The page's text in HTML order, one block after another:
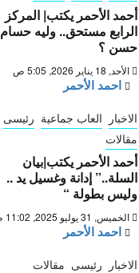
أحمد الأحمر يكتب| المركز
الرابع مستحق.. وليه حسام
حسن ؟
الأحد, 18 يناير 2026, 5:05 ص
احمد الأحمر
الاخبار العاب جماعية رئيسى
مقالات
أحمد الأحمر يكتب|بيان
السلة..” إدانة وغسيل يد ..
وليس بطولة “
الخميس, 31 يوليو 2025, 11:02 ص
احمد الأحمر
الاخبار رئيسى مقالات